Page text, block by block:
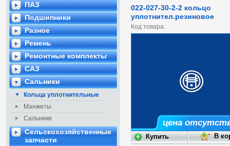
ПАЗ
Подшипники
Разное
Ремень
Ремонтные комплекты
САЗ
Сальники
Кольца уплотнительные
Манжеты
Сальники
Сельскохозяйственные
запчасти
022-027-30-2-2 кольцо
уплотнител.резиновое
Код товара:
цена